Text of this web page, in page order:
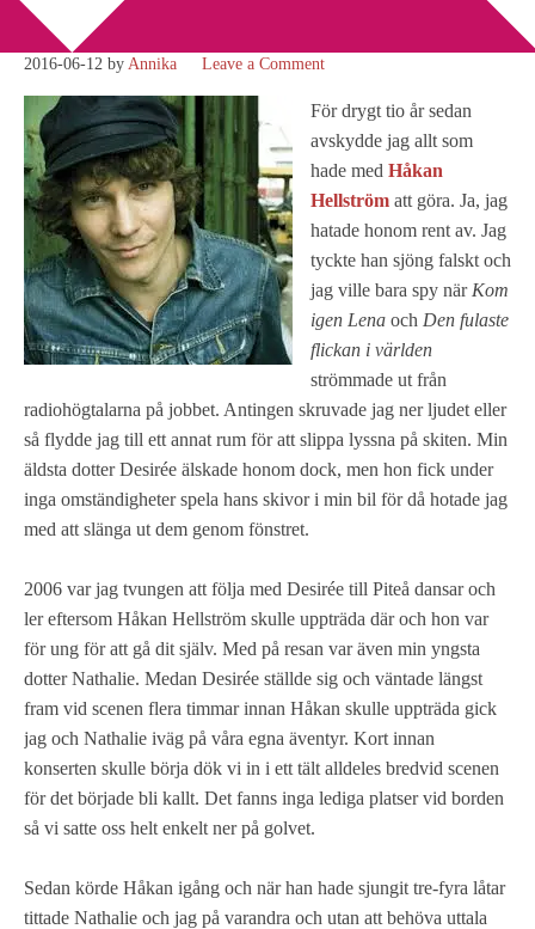
finns det Håkan Hellström
2016-06-12 by Annika Leave a Comment
För drygt tio år sedan
avskydde jag allt som
hade med Håkan
Hellström att göra. Ja, jag
hatade honom rent av. Jag
tyckte han sjöng falskt och
jag ville bara spy när Kom
igen Lena och Den fulaste
flickan i världen
strömmade ut från
radiohögtalarna på jobbet. Antingen skruvade jag ner ljudet eller
så flydde jag till ett annat rum för att slippa lyssna på skiten. Min
äldsta dotter Desirée älskade honom dock, men hon fick under
inga omständigheter spela hans skivor i min bil för då hotade jag
med att slänga ut dem genom fönstret.
2006 var jag tvungen att följa med Desirée till Piteå dansar och
ler eftersom Håkan Hellström skulle uppträda där och hon var
för ung för att gå dit själv. Med på resan var även min yngsta
dotter Nathalie. Medan Desirée ställde sig och väntade längst
fram vid scenen flera timmar innan Håkan skulle uppträda gick
jag och Nathalie iväg på våra egna äventyr. Kort innan
konserten skulle börja dök vi in i ett tält alldeles bredvid scenen
för det började bli kallt. Det fanns inga lediga platser vid borden
så vi satte oss helt enkelt ner på golvet.
Sedan körde Håkan igång och när han hade sjungit tre-fyra låtar
tittade Nathalie och jag på varandra och utan att behöva uttala